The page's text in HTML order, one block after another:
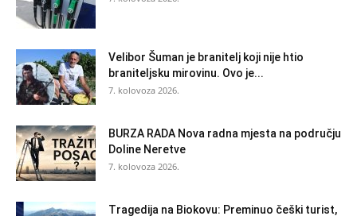
Velibor Šuman je branitelj koji nije htio
braniteljsku mirovinu. Ovo je...
7. kolovoza 2026.
BURZA RADA Nova radna mjesta na području
Doline Neretve
7. kolovoza 2026.
Tragedija na Biokovu: Preminuo češki turist,